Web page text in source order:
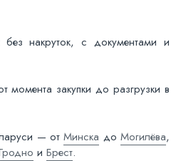
накруток, с документами и
момента закупки до разгрузки в
— отМинска доМогилёва,
и Брест.